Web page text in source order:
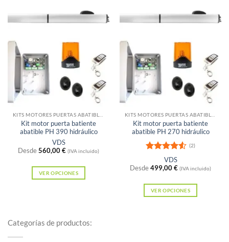
múltiples
Las
opciones
se
pueden
elegir
la
página
de
producto
múltiples
Las
opciones
se
pueden
elegir
la
página
producto
Sin existencias
Kit motor puerta batiente
abatible PH 390 hidráulico
VDS
Desde560,00€ (IVA incluido)
VER OPCIONES
múltiples
Sin existencias
Kit motor puerta batiente
abatible PH 270 hidráulico
Valorado
con4.5
(2)
VDS
Desde499,00€ (IVA incluido)
VER OPCIONES
Categorías de productos: